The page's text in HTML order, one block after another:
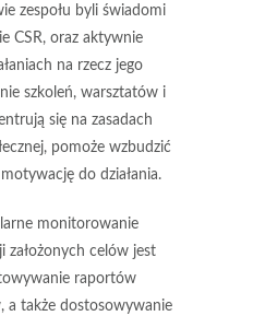
zespołu byli świadomi
CSR, oraz aktywnie
na rzecz jego
szkoleń, warsztatów i
się na zasadach
pomoże wzbudzić
do działania.
monitorowanie
założonych celów jest
raportów
a także dostosowywanie